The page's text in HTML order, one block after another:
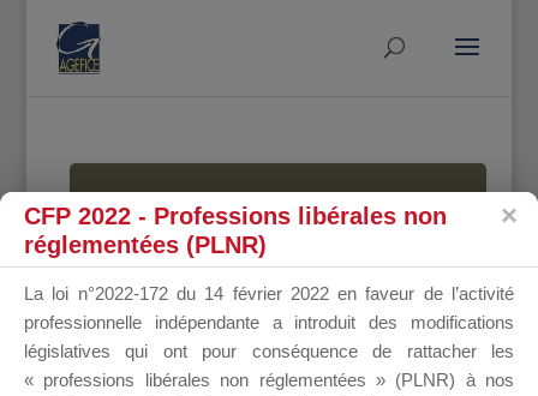
MALLETTE
DU
CFP 2022 - Professions libérales non
réglementées (PLNR)
La loi n°2022-172 du 14 février 2022 en faveur de l’activité
professionnelle indépendante a introduit des modifications
législatives qui ont pour conséquence de rattacher les
« professions libérales non réglementées » (PLNR) à nos